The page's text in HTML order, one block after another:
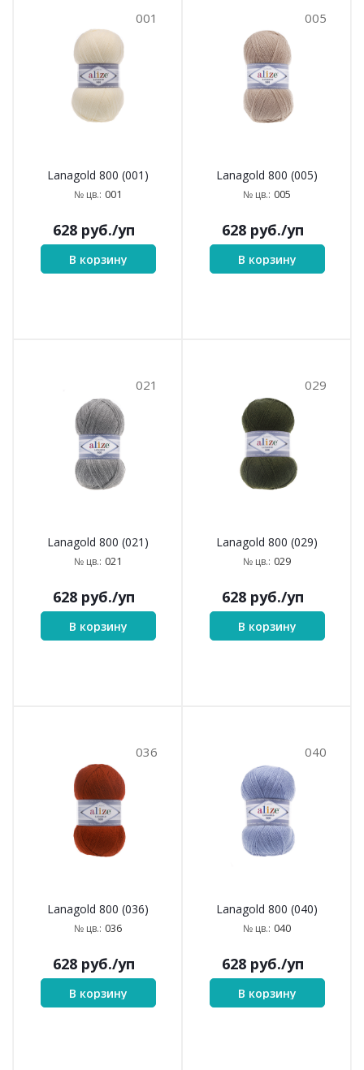
001
Lanagold 800 (001)
№ цв.: 001
628 руб./уп
В корзину
005
Lanagold 800 (005)
№ цв.: 005
628 руб./уп
В корзину
021
Lanagold 800 (021)
№ цв.: 021
628 руб./уп
В корзину
029
Lanagold 800 (029)
№ цв.: 029
628 руб./уп
В корзину
036
Lanagold 800 (036)
№ цв.: 036
628 руб./уп
В корзину
040
Lanagold 800 (040)
№ цв.: 040
628 руб./уп
В корзину